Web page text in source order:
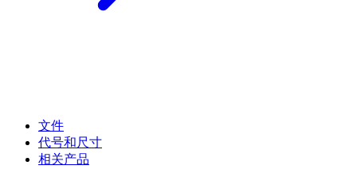
文件
代号和尺寸
相关产品